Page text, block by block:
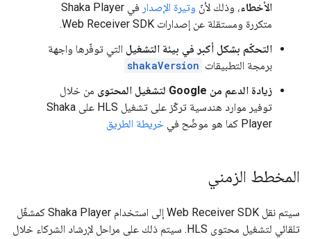
الأخطاء، وذلك لأنّ وتيرة الإصدار
في Shaka Player
متكررة ومستقلة عن إصدارات Web Receiver SDK.
التحكّم بشكل أكبر في بيئة التشغيل التي توفّرها واجهة
برمجة التطبيقات shakaVersion
زيادة الدعم من Google لتشغيل المحتوى
من خلال
توفير موارد هندسية تركّز على تشغيل HLS على Shaka
Player كما هو موضّح في
خريطة الطريق
المخطط الزمني
سيتم نقل Web Receiver SDK إلى استخدام Shaka Player كمشغّل
تلقائي لتشغيل محتوى HLS. سيتم ذلك على مراحل لإرشاد الشركاء خلال